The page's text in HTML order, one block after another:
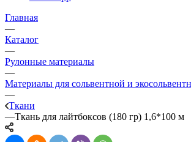
Главная
—
Каталог
—
Рулонные материалы
—
Материалы для сольвентной и
—
Ткани
—Ткань для лайтбоксов (180 гр) 1,6*100 м